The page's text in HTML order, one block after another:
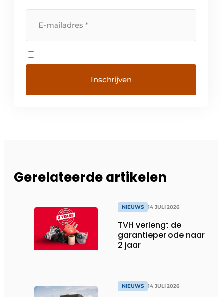
Gerelateerde artikelen
NIEUWS 14 JULI 2026
TVH verlengt de
garantieperiode naar
2 jaar
NIEUWS 14 JULI 2026